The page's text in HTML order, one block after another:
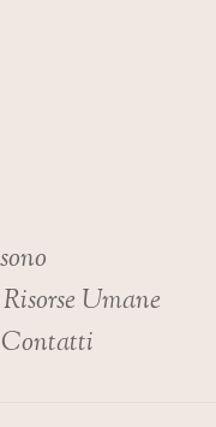
Umane
Contatti